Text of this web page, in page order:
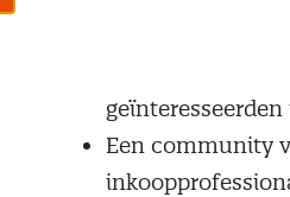
Een community